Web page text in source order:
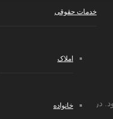
خدمات حقوقی
املاک
خانواده
در برخی موارد، ممکن...